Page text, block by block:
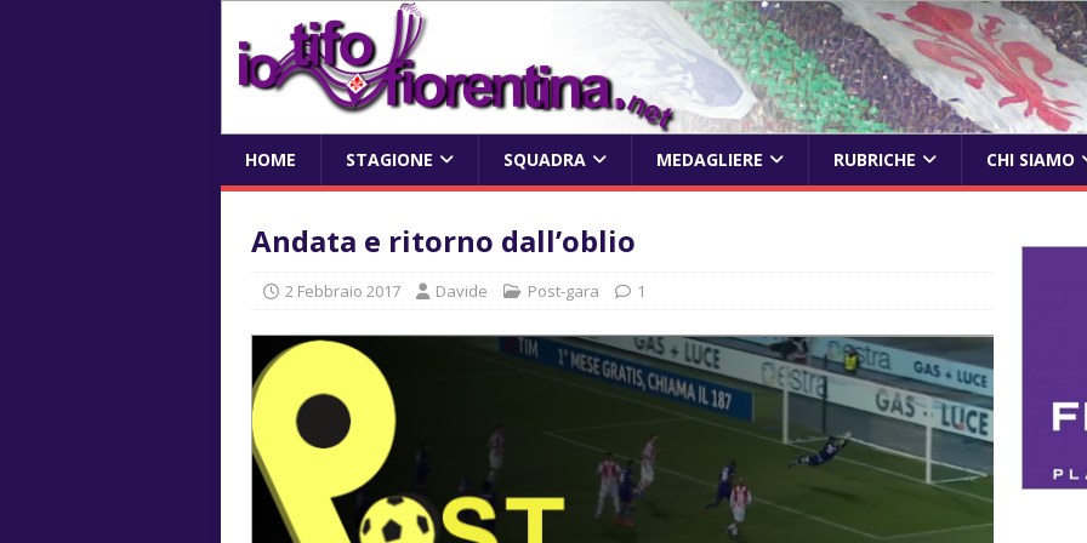
HOME STAGIONE SQUADRA MEDAGLIERE RUBRICHE CHI SIAMO
Andata e ritorno dall’oblio
2 Febbraio 2017 Davide Post-gara 1